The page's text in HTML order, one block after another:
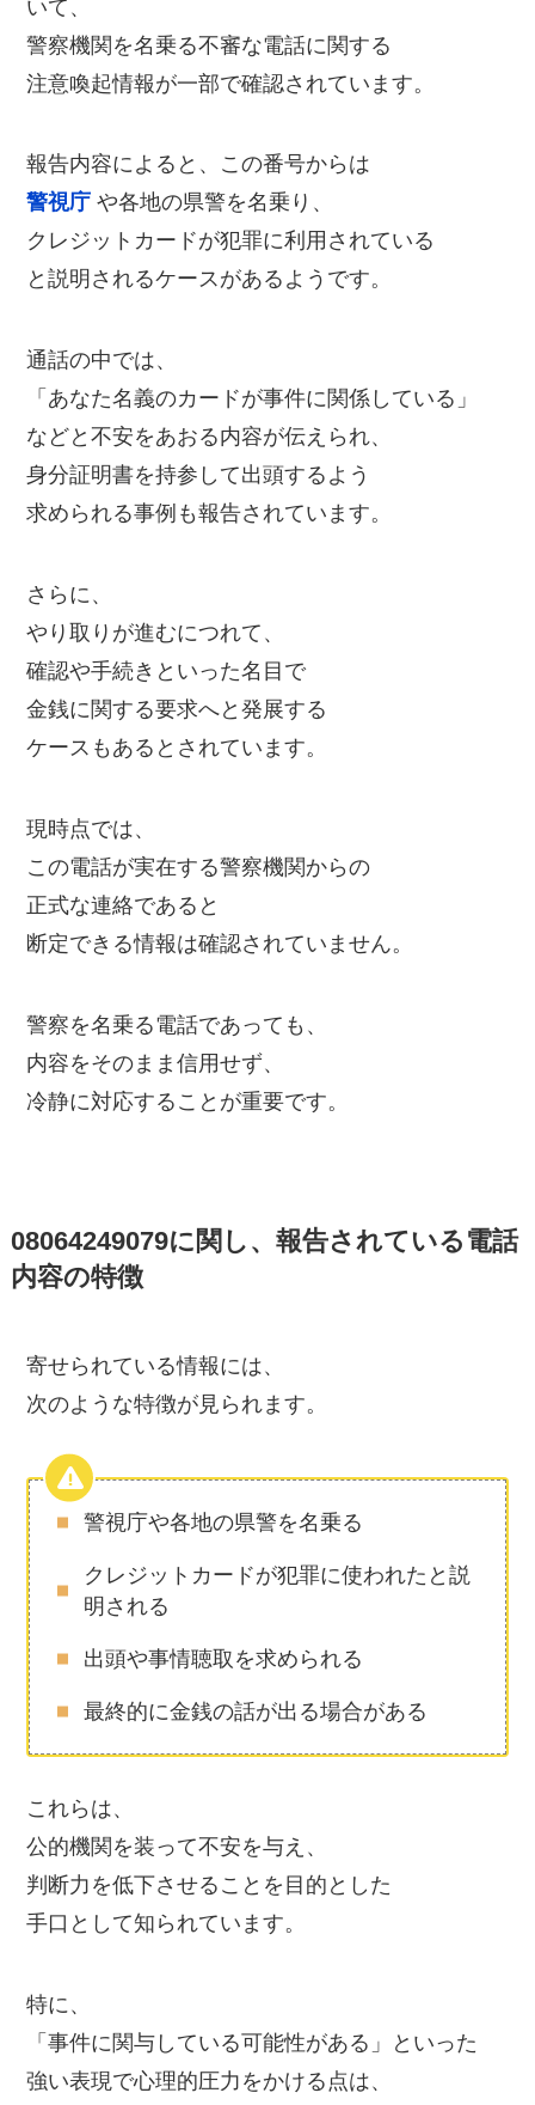
いて、
警察機関を名乗る不審な電話に関する
注意喚起情報が一部で確認されています。
報告内容によると、この番号からは
警視庁 や各地の県警を名乗り、
クレジットカードが犯罪に利用されている
と説明されるケースがあるようです。
通話の中では、
「あなた名義のカードが事件に関係している」
などと不安をあおる内容が伝えられ、
身分証明書を持参して出頭するよう
求められる事例も報告されています。
さらに、
やり取りが進むにつれて、
確認や手続きといった名目で
金銭に関する要求へと発展する
ケースもあるとされています。
現時点では、
この電話が実在する警察機関からの
正式な連絡であると
断定できる情報は確認されていません。
警察を名乗る電話であっても、
内容をそのまま信用せず、
冷静に対応することが重要です。
08064249079に関し、報告されている電話
内容の特徴
寄せられている情報には、
次のような特徴が見られます。
警視庁や各地の県警を名乗る
クレジットカードが犯罪に使われたと説
明される
出頭や事情聴取を求められる
最終的に金銭の話が出る場合がある
これらは、
公的機関を装って不安を与え、
判断力を低下させることを目的とした
手口として知られています。
特に、
「事件に関与している可能性がある」といった
強い表現で心理的圧力をかける点は、